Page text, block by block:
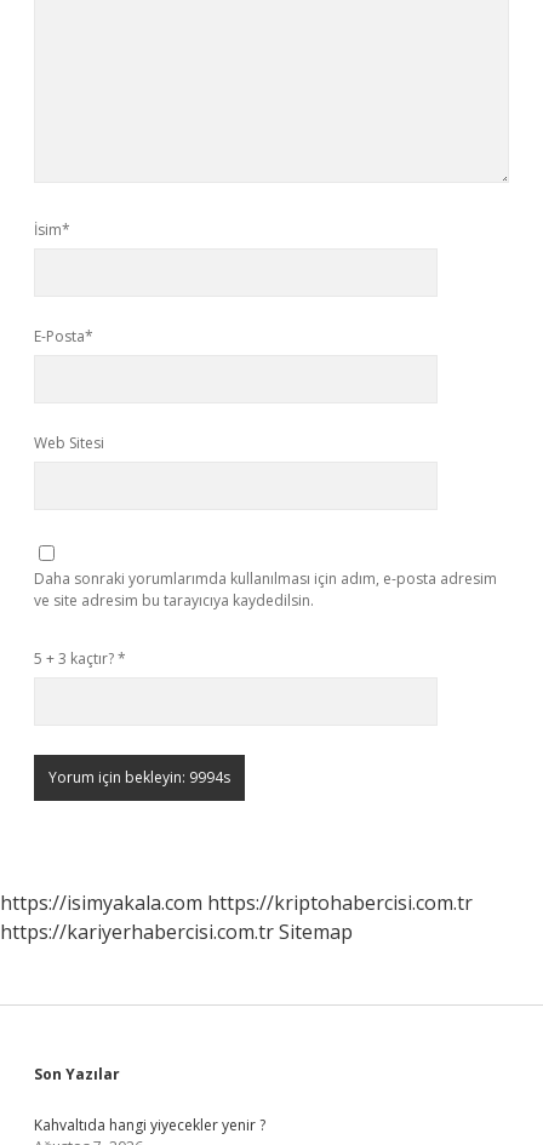
İsim*
E-Posta*
Web Sitesi
Daha sonraki yorumlarımda kullanılması için adım, e-posta adresim
ve site adresim bu tarayıcıya kaydedilsin.
5 + 3 kaçtır?*
https://isimyakala.com https://kriptohabercisi.com.tr
https://kariyerhabercisi.com.trSitemap
Sidebar
Son Yazılar
Kahvaltıda hangi yiyecekler yenir ?